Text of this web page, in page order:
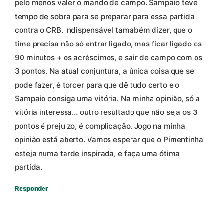
pelo menos valer o mando de campo. Sampaio teve
tempo de sobra para se preparar para essa partida
contra o CRB. Indispensável tamabém dizer, que o
time precisa não só entrar ligado, mas ficar ligado os
90 minutos + os acréscimos, e sair de campo com os
3 pontos. Na atual conjuntura, a única coisa que se
pode fazer, é torcer para que dê tudo certo e o
Sampaio consiga uma vitória. Na minha opinião, só a
vitória interessa… outro resultado que não seja os 3
pontos é prejuizo, é complicação. Jogo na minha
opinião está aberto. Vamos esperar que o Pimentinha
esteja numa tarde inspirada, e faça uma ótima
partida.
Responder